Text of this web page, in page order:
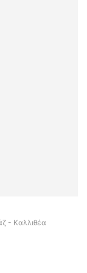
- Καλλιθέα